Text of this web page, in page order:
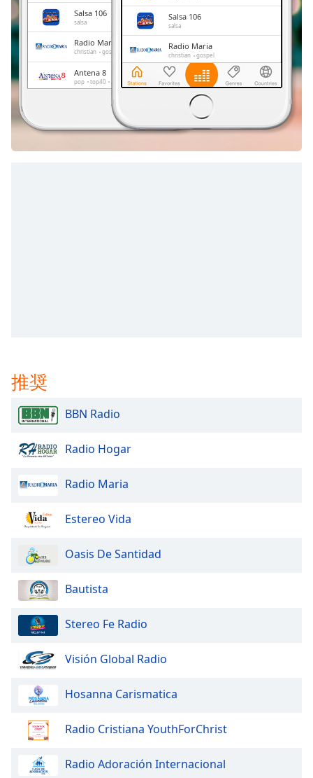
Chapters
Descriptions
descriptions
off,
Subtitles
subtitles
Fullscreen
This
window.
Beginning
dialog
window.
Escape
cancel
window.
Text
Opacity
Salsa 106
salsa
Radio Maria
christian gospel
Antena 8
pop top40 adult contemporary
Decadas Solo Baladas
balada
Salsa 106
salsa
Radio Maria
christian gospel
Antena 8
pop top40 adult contemporary
Decadas Solo Baladas
balada
推奨
BBN Radio
Radio Hogar
Radio Maria
Estereo Vida
Oasis De Santidad
Bautista
Stereo Fe Radio
Visión Global Radio
Hosanna Carismatica
Radio Cristiana YouthForChrist
Radio Adoración Internacional